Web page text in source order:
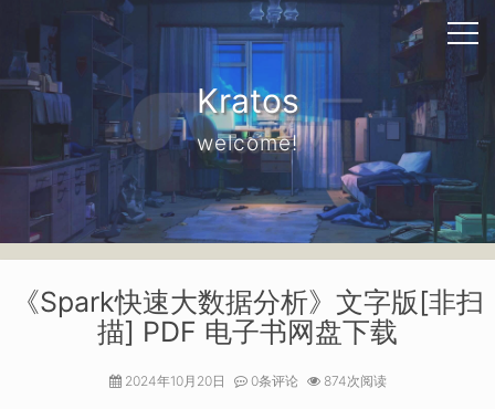
Kratos
welcome!
《Spark快速大数据分析》文字版[非扫
描] PDF 电子书网盘下载
2024年10月20日 0条评论 874次阅读